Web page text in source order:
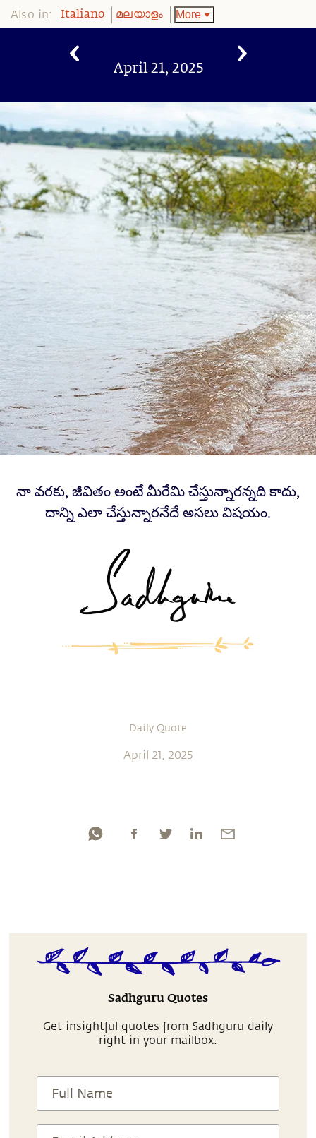
Also in: Italiano മലയാളം More
April 21, 2025
నా వరకు, జీవితం అంటే మీరేమి చేస్తున్నారన్నది కాదు,
దాన్ని ఎలా చేస్తున్నారనేదే అసలు విషయం.
Daily Quote
April 21, 2025
Sadhguru Quotes
Get insightful quotes from Sadhguru daily
right in your mailbox.